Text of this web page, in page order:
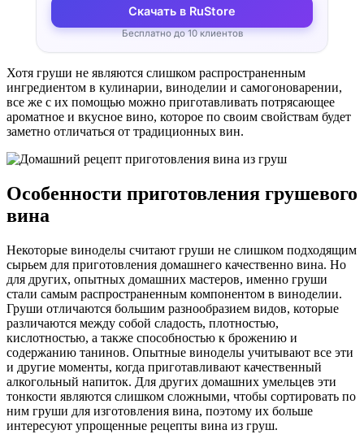
Скачать в RuStore
Бесплатно до 10 клиентов
Хотя груши не являются слишком распространенным
ингредиентом в кулинарии, виноделии и самогоноварении,
все же с их помощью можно приготавливать потрясающее
ароматное и вкусное вино, которое по своим свойствам будет
заметно отличаться от традиционных вин.
Особенности приготовления грушевого
вина
Некоторые виноделы считают груши не слишком подходящим
сырьем для приготовления домашнего качественно вина. Но
для других, опытных домашних мастеров, именно груши
стали самым распространенным компонентом в виноделии.
Груши отличаются большим разнообразием видов, которые
различаются между собой сладость, плотностью,
кислотностью, а также способностью к брожению и
содержанию танинов. Опытные виноделы учитывают все эти
и другие моменты, когда приготавливают качественный
алкогольный напиток. Для других домашних умельцев эти
тонкости являются слишком сложными, чтобы сортировать по
ним груши для изготовления вина, поэтому их больше
интересуют упрощенные рецепты вина из груш.